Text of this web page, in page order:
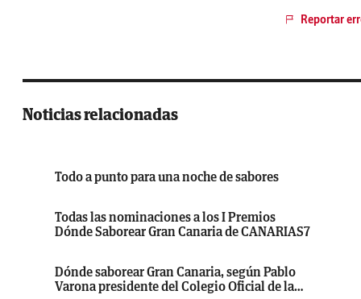
Reportar
Noticias relacionadas
Todo a punto para una noche de sabores
Todas las nominaciones a los I Premios
Dónde Saborear Gran Canaria de CANARIAS7
Dónde saborear Gran Canaria, según Pablo
Varona presidente del Colegio Oficial de la